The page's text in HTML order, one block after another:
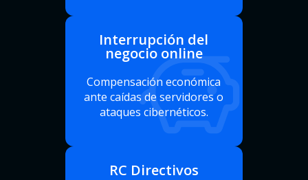
Interrupción del
negocio online
Compensación económica
ante caídas de servidores o
ataques cibernéticos.
RC Directivos